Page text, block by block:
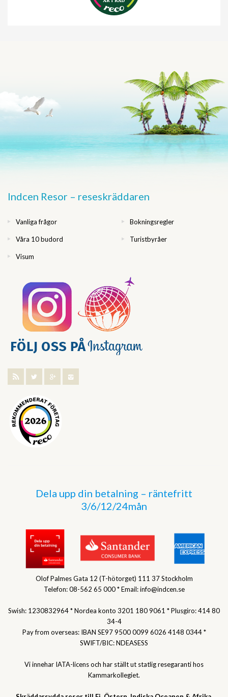
Indcen Resor – reseskräddaren
Vanliga frågor Bokningsregler
Våra 10 budord Turistbyråer
Visum
Dela upp din betalning – räntefritt
3/6/12/24mån
Olof Palmes Gata 12 (T-hötorget) 111 37 Stockholm
Telefon: 08-562 65 000 * Email: info@indcen.se
Swish: 1230832964 * Nordea konto 3201 180 9061 * Plusgiro: 414 80
34-4
Pay from overseas: IBAN SE97 9500 0099 6026 4148 0344 *
SWIFT/BIC: NDEASESS
Vi innehar IATA-licens och har ställt ut statlig resegaranti hos
Kammarkollegiet.